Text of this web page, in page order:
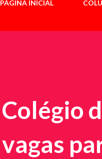
PÁGINA INICIAL
Colégio
vagas